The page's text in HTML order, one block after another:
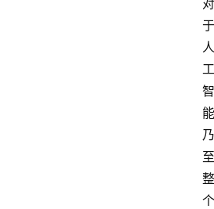
对
于
人
工
智
能
乃
至
整
个